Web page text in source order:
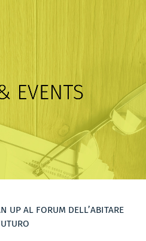
UP AL FORUM DELL’ABITARE